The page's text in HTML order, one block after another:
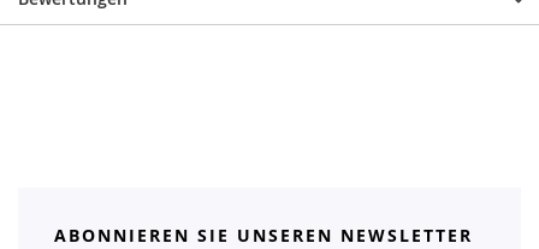
ABONNIEREN SIE UNSEREN NEWSLETTER